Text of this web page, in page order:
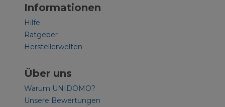
Informationen
Hilfe
Ratgeber
Herstellerwelten
Über uns
Warum UNIDOMO?
Unsere Bewertungen